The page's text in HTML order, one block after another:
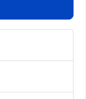
の2022年8月
Psychiatry